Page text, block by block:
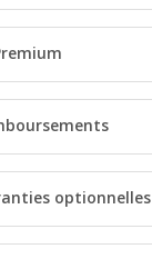
optionnelles